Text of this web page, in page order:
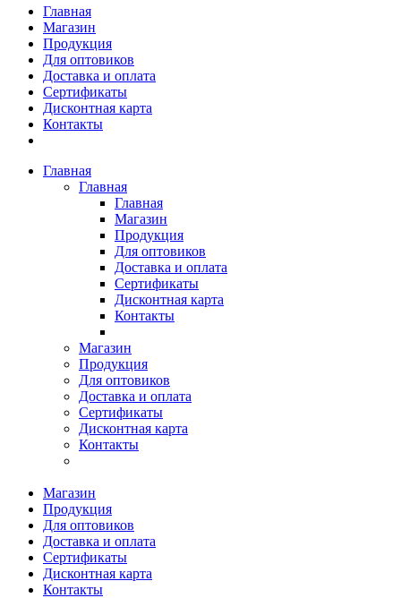
Главная
Магазин
Продукция
Для оптовиков
Доставка и оплата
Сертификаты
Дисконтная карта
Контакты
Главная
Главная
Главная
Магазин
Продукция
Для оптовиков
Доставка и оплата
Сертификаты
Дисконтная карта
Контакты
Магазин
Продукция
Для оптовиков
Доставка и оплата
Сертификаты
Дисконтная карта
Контакты
Магазин
Продукция
Для оптовиков
Доставка и оплата
Сертификаты
Дисконтная карта
Контакты